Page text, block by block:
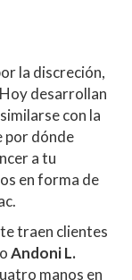
la discreción,
desarrollan
con la
por dónde
a tu
en forma de
traen clientes
Andoni L.
manos en